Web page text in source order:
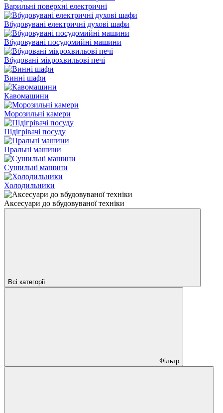
Варильні поверхні електричні
Вбудовувані електричні духові шафи
Вбудовувані посудомийні машини
Вбудовані мікрохвильові печі
Винні шафи
Кавомашини
Морозильні камери
Підігрівачі посуду
Пральні машини
Сушильні машини
Холодильники
Аксесуари до вбудовуваної техніки
Всі категорії
Фільтр